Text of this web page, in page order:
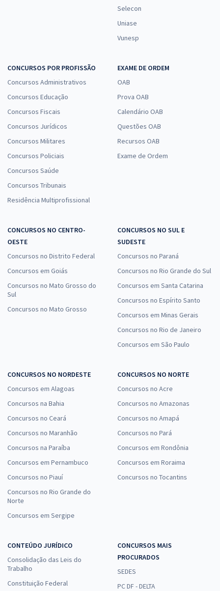
Selecon
Uniase
Vunesp
CONCURSOS POR PROFISSÃO
Concursos Administrativos
Concursos Educação
Concursos Fiscais
Concursos Jurídicos
Concursos Militares
Concursos Policiais
Concursos Saúde
Concursos Tribunais
Residência Multiprofissional
EXAME DE ORDEM
OAB
Prova OAB
Calendário OAB
Questões OAB
Recursos OAB
Exame de Ordem
CONCURSOS NO CENTRO-
OESTE
Concursos no Distrito Federal
Concursos em Goiás
Concursos no Mato Grosso do
Sul
Concursos no Mato Grosso
CONCURSOS NO SUL E
SUDESTE
Concursos no Paraná
Concursos no Rio Grande do Sul
Concursos em Santa Catarina
Concursos no Espírito Santo
Concursos em Minas Gerais
Concursos no Rio de Janeiro
Concursos em São Paulo
CONCURSOS NO NORDESTE
Concursos em Alagoas
Concursos na Bahia
Concursos no Ceará
Concursos no Maranhão
Concursos na Paraíba
Concursos em Pernambuco
Concursos no Piauí
Concursos no Rio Grande do
Norte
Concursos em Sergipe
CONCURSOS NO NORTE
Concursos no Acre
Concursos no Amazonas
Concursos no Amapá
Concursos no Pará
Concursos em Rondônia
Concursos em Roraima
Concursos no Tocantins
CONTEÚDO JURÍDICO
Consolidação das Leis do
Trabalho
Constituição Federal
CONCURSOS MAIS
PROCURADOS
SEDES
PC DF - DELTA